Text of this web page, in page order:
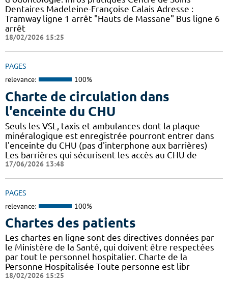
Dentaires Madeleine-Françoise Calais Adresse :
Tramway ligne 1 arrêt "Hauts de Massane" Bus ligne 6
arrêt
18/02/2026 15:25
PAGES
relevance: 100%
Charte de circulation dans
l'enceinte du CHU
Seuls les VSL, taxis et ambulances dont la plaque
minéralogique est enregistrée pourront entrer dans
l'enceinte du CHU (pas d'interphone aux barrières)
Les barrières qui sécurisent les accès au CHU de
17/06/2026 13:48
PAGES
relevance: 100%
Chartes des patients
Les chartes en ligne sont des directives données par
le Ministère de la Santé, qui doivent être respectées
par tout le personnel hospitalier. Charte de la
Personne Hospitalisée Toute personne est libr
18/02/2026 15:25